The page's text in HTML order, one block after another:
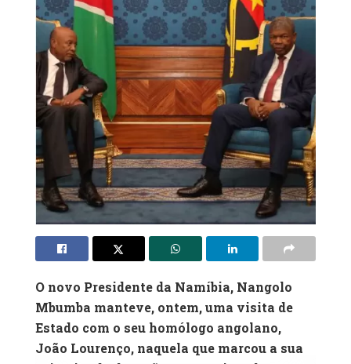
O novo Presidente da Namíbia, Nangolo
Mbumba manteve, ontem, uma visita de
Estado com o seu homólogo angolano,
João Lourenço, naquela que marcou a sua